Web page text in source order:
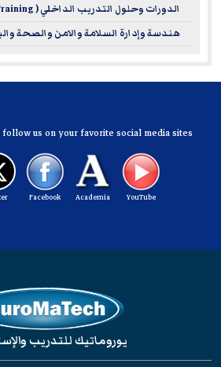
reflects global best practices.
about the National Examination
الدورات وحلول التدريب الداخلي ( In-House Training )
هندسة وإدارة السلامة والامن والصحة
follow us on your favorite social media sites
YouTube
Academia
Facebook
يوروماتيك للتدريب